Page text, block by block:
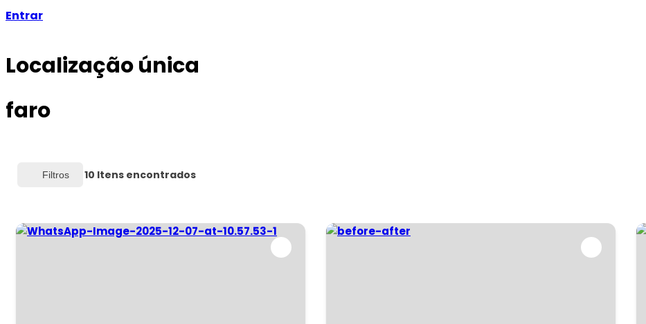
Entrar
Localização única
faro
Filtros 10 Itens encontrados